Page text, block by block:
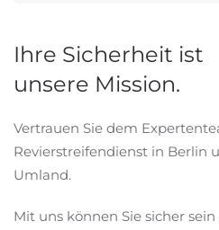
Ihre Sicherheit ist
unsere Mission.
Vertrauen Sie dem
Revierstreifendienst in Berlin
Umland.
Mit uns können Sie sicher